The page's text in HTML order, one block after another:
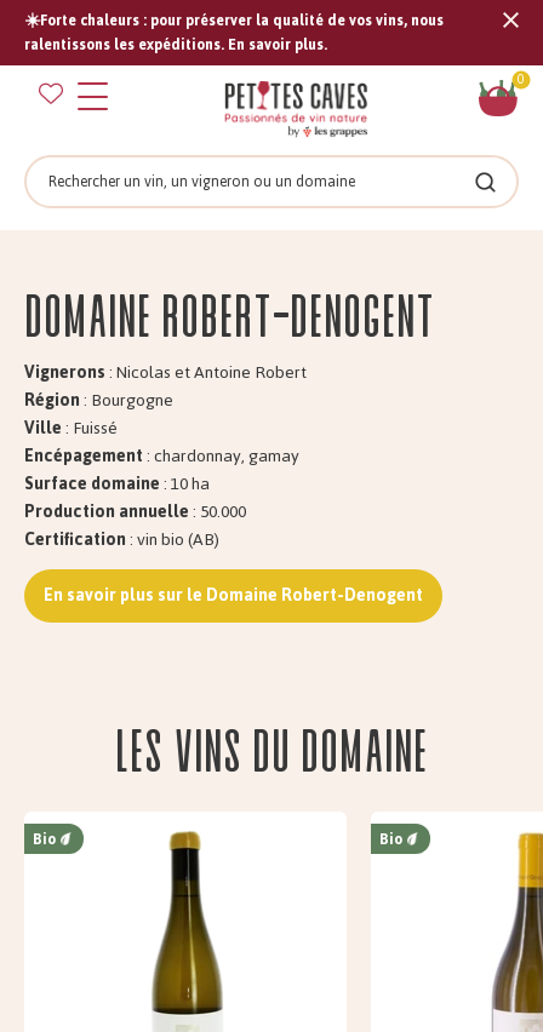
☀️Forte chaleurs : pour préserver la qualité de vos vins, nous
ralentissons les expéditions. En savoir plus.
0
Rechercher
Domaine ROBERT-Denogent
Vignerons: Nicolas et Antoine Robert
Région: Bourgogne
Ville: Fuissé
Encépagement: chardonnay, gamay
Surface domaine: 10 ha
Production annuelle: 50.000
Certification: vin bio (AB)
En savoir plus sur le Domaine Robert-Denogent
Les vins du domaine
Bio Bio